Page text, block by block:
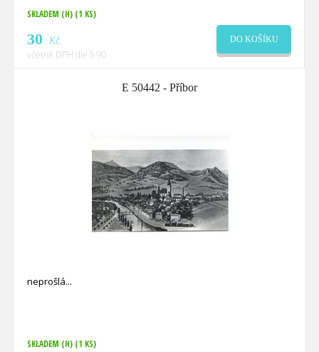
SKLADEM (H) (1 KS)
30 Kč
včetně DPH dle § 90
DO KOŠÍKU
E 50442 - Příbor
neprošlá
SKLADEM (H) (1 KS)